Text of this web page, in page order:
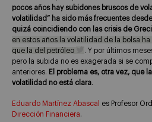
pocos años hay subidones bruscos de
volatilidad” ha sido más frecuentes
quizá coincidiendo con las crisis de
en estos años la volatilidad de la bolsa
que la del petróleo
. Y por últimos
pero la subida no es exagerada si se
anteriores. El problema es, otra vez, que
volatilidad no está clara.
Eduardo Martínez Abascal es Profesor
Dirección Financiera.